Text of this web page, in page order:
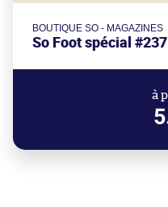
BOUTIQUE SO - MAGAZINES
So Foot spécial
à